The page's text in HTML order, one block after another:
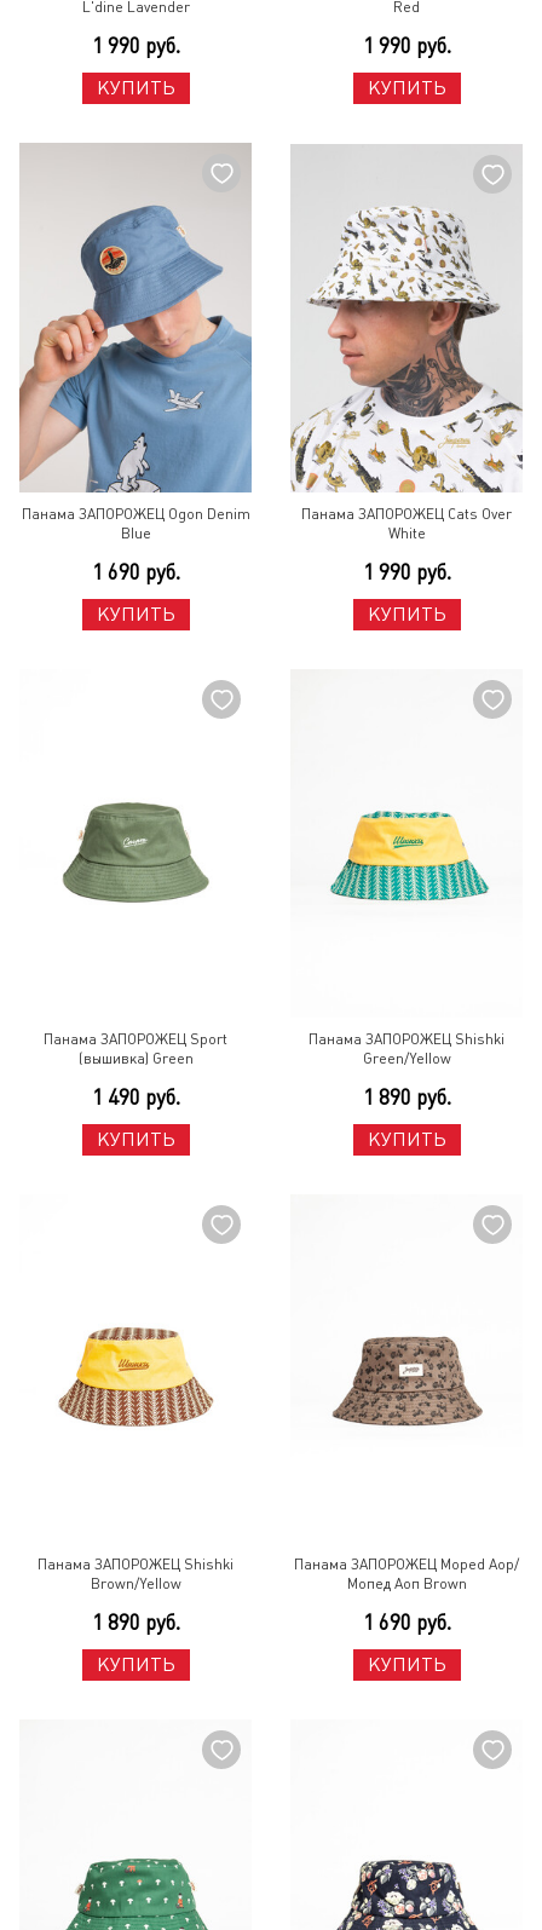
L'dine Lavender
1 990 руб.
КУПИТЬ
Red
1 990 руб.
КУПИТЬ
Панама ЗАПОРОЖЕЦ Ogon Denim
Blue
1 690 руб.
КУПИТЬ
Панама ЗАПОРОЖЕЦ Cats Over
White
1 990 руб.
КУПИТЬ
Панама ЗАПОРОЖЕЦ Sport
(вышивка) Green
1 490 руб.
КУПИТЬ
Панама ЗАПОРОЖЕЦ Shishki
Green/Yellow
1 890 руб.
КУПИТЬ
Панама ЗАПОРОЖЕЦ Shishki
Brown/Yellow
1 890 руб.
КУПИТЬ
Панама ЗАПОРОЖЕЦ Moped Aop/
Мопед Аоп Brown
1 690 руб.
КУПИТЬ